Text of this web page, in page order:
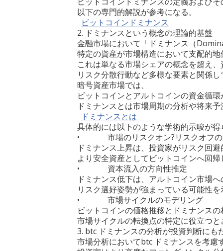
以下の専門的解説が参考になる。
ビットコインドミナンス
2. ドミナンスという概念の理論的基盤
金融市場において「ドミナンス（
特定の資産が市場構造において支配的
これは単なる市場シェアの概念を超え
リスク分散行動など多様な要素と関係
暗号資産市場では、
ビットコインとアルトコインの資金循
ドミナンスとは市場周期の分析や将来
ドミナンスとは
具体的には以下のような学術的示唆が得
• 市場のリスクオン?リスクオフの
ドミナンス上昇は、投資家がリスク回
より安全資産としてビットコインへ回
• 資本流入の方向性推定
ドミナンス低下は、アルトコイン市場
リスク選好姿勢が強まっている可能性
• 市場サイクルのモデリング
ビットコインの価格推移とドミナンス
市場サイクルの転換点の特定に役立つ
3. btc ドミナンスの分析が投資判断にも
市場分析においてbtc ドミナンスを考慮